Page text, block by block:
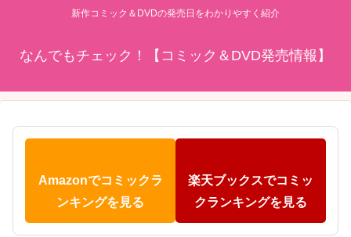
新作コミック＆DVDの発売日をわかりやすく紹介
なんでもチェック！【コミック＆DVD発売情報】
Amazonでコミックラ
ンキングを見る
楽天ブックスでコミッ
クランキングを見る